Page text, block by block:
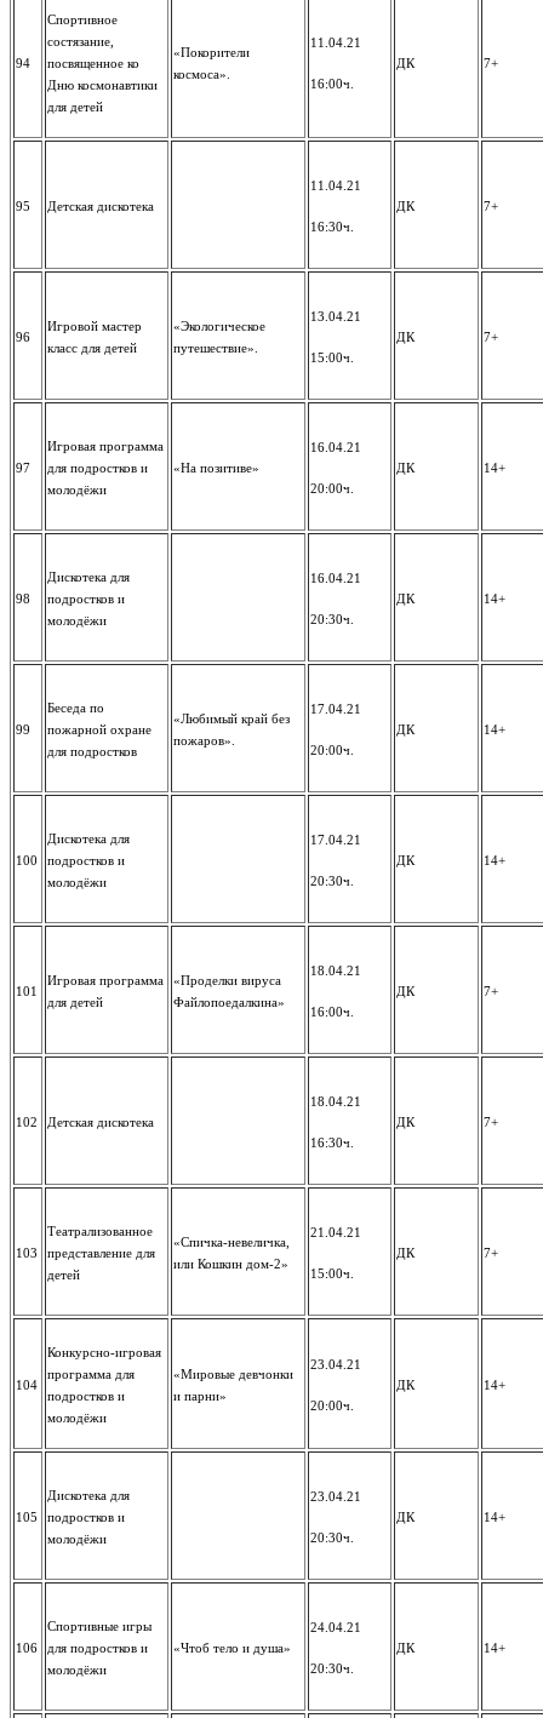
94
Спортивное
состязание,
посвященное ко
Дню космонавтики
для детей
«Покорители
космоса».
11.04.21
16:00ч.
ДК 7+
95 Детская дискотека
11.04.21
16:30ч.
ДК 7+
96
Игровой мастер
класс для детей
«Экологическое
путешествие».
13.04.21
15:00ч.
ДК 7+
97
Игровая программа
для подростков и
молодёжи
«На позитиве»
16.04.21
20:00ч.
ДК 14+
98
Дискотека для
подростков и
молодёжи
16.04.21
20:30ч.
ДК 14+
99
Беседа по
пожарной охране
для подростков
«Любимый край без
пожаров».
17.04.21
20:00ч.
ДК 14+
100
Дискотека для
подростков и
молодёжи
17.04.21
20:30ч.
ДК 14+
101
Игровая программа
для детей
«Проделки вируса
Файлопоедалкина»
18.04.21
16:00ч.
ДК 7+
102 Детская дискотека
18.04.21
16:30ч.
ДК 7+
103
Театрализованное
представление для
детей
«Спичка-невеличка,
или Кошкин дом-2»
21.04.21
15:00ч.
ДК 7+
104
Конкурсно-игровая
программа для
подростков и
молодёжи
«Мировые девчонки
и парни»
23.04.21
20:00ч.
ДК 14+
105
Дискотека для
подростков и
молодёжи
23.04.21
20:30ч.
ДК 14+
106
Спортивные игры
для подростков и
молодёжи
«Чтоб тело и душа»
24.04.21
20:30ч.
ДК 14+